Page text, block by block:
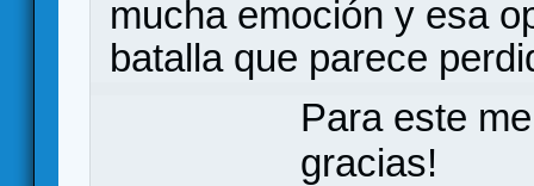
mucha emoción y esa
batalla que parece
Para este
gracias!